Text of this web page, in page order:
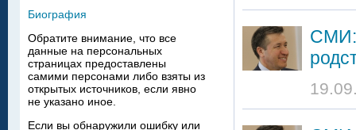
СМИ:
Биография
Обратите внимание, что все
данные на персональных
страницах предоставлены
самими персонами либо взяты из
открытых источников, если явно
не указано иное.
Если вы обнаружили ошибку или